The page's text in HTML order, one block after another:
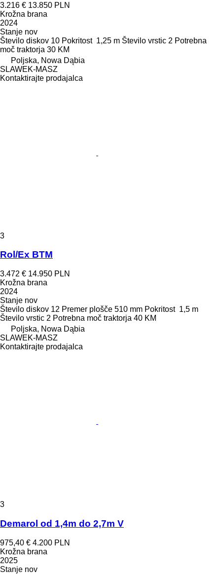
3.216 € 13.850 PLN
Krožna brana
2024
Stanje nov
Število diskov 10 Pokritost 1,25 m Število vrstic 2 Potrebna
moč traktorja 30 KM
Poljska, Nowa Dąbia
SLAWEK-MASZ
Kontaktirajte prodajalca
3
Rol/Ex BTM
3.472 € 14.950 PLN
Krožna brana
2024
Stanje nov
Število diskov 12 Premer plošče 510 mm Pokritost 1,5 m
Število vrstic 2 Potrebna moč traktorja 40 KM
Poljska, Nowa Dąbia
SLAWEK-MASZ
Kontaktirajte prodajalca
3
Demarol od 1,4m do 2,7m V
975,40 € 4.200 PLN
Krožna brana
2025
Stanje nov